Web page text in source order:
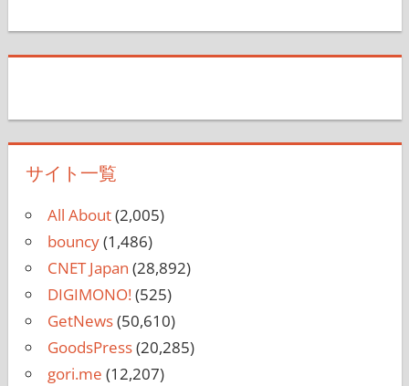
サイト一覧
All About(2,005)
bouncy(1,486)
CNET Japan (28,892)
DIGIMONO!(525)
GetNews(50,610)
GoodsPress(20,285)
gori.me (12,207)